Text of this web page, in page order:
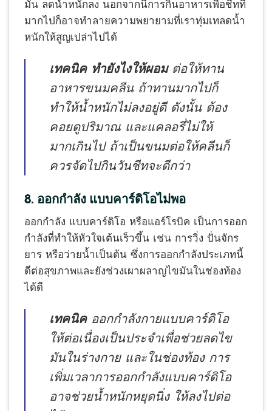
มัน ลดน้ำหนักลง นอกจากนี้การกินอาหารเพื่อชีทที่
มากไปก็อาจทำลายความพยายามที่เราทุ่มเทลดน้ำ
หนักให้สูญเปล่าไปได้
เทคนิค ทำยังไงให้ผอม ต่อให้ทาน
อาหารขนมคลีน ถ้าทานมากไปก็
ทำให้น้ำหนักไม่ลงอยู่ดี ดังนั้น ต้อง
คอยดูปริมาณ และแคลอรี่ไม่ให้
มากเกินไป ถ้าเป็นขนมต่อให้คลีนก็
ควรจัดไปกินวันชีทจะดีกว่า
8. ออกกำลัง แบบคาร์ดิโอไม่พอ
ออกกำลัง แบบคาร์ดิโอ หรือแอร์โรบิค เป็นการออก
กำลังที่ทำให้หัวใจเต้นเร็วขึ้น เช่น การวิ่ง ปั่นจักร
ยาร หรือว่ายน้ำเป็นต้น ซึ่งการออกกำลังประเภทนี้
ดีต่อสุขภาพและยังช่วงเผาผลาญไขมันในช่องท้อง
ได้ดี
เทคนิค ออกกำลังกายแบบคาร์ดิโอ
ให้ต่อเนื่องเป็นประจำเพื่อช่วยลดไข
มันในร่างกาย และในช่องท้อง การ
เพิ่มเวลาการออกกำลังแบบคาร์ดิโอ
อาจช่วยน้ำหนักหยุดนิ่ง ให้ลงไปต่อ